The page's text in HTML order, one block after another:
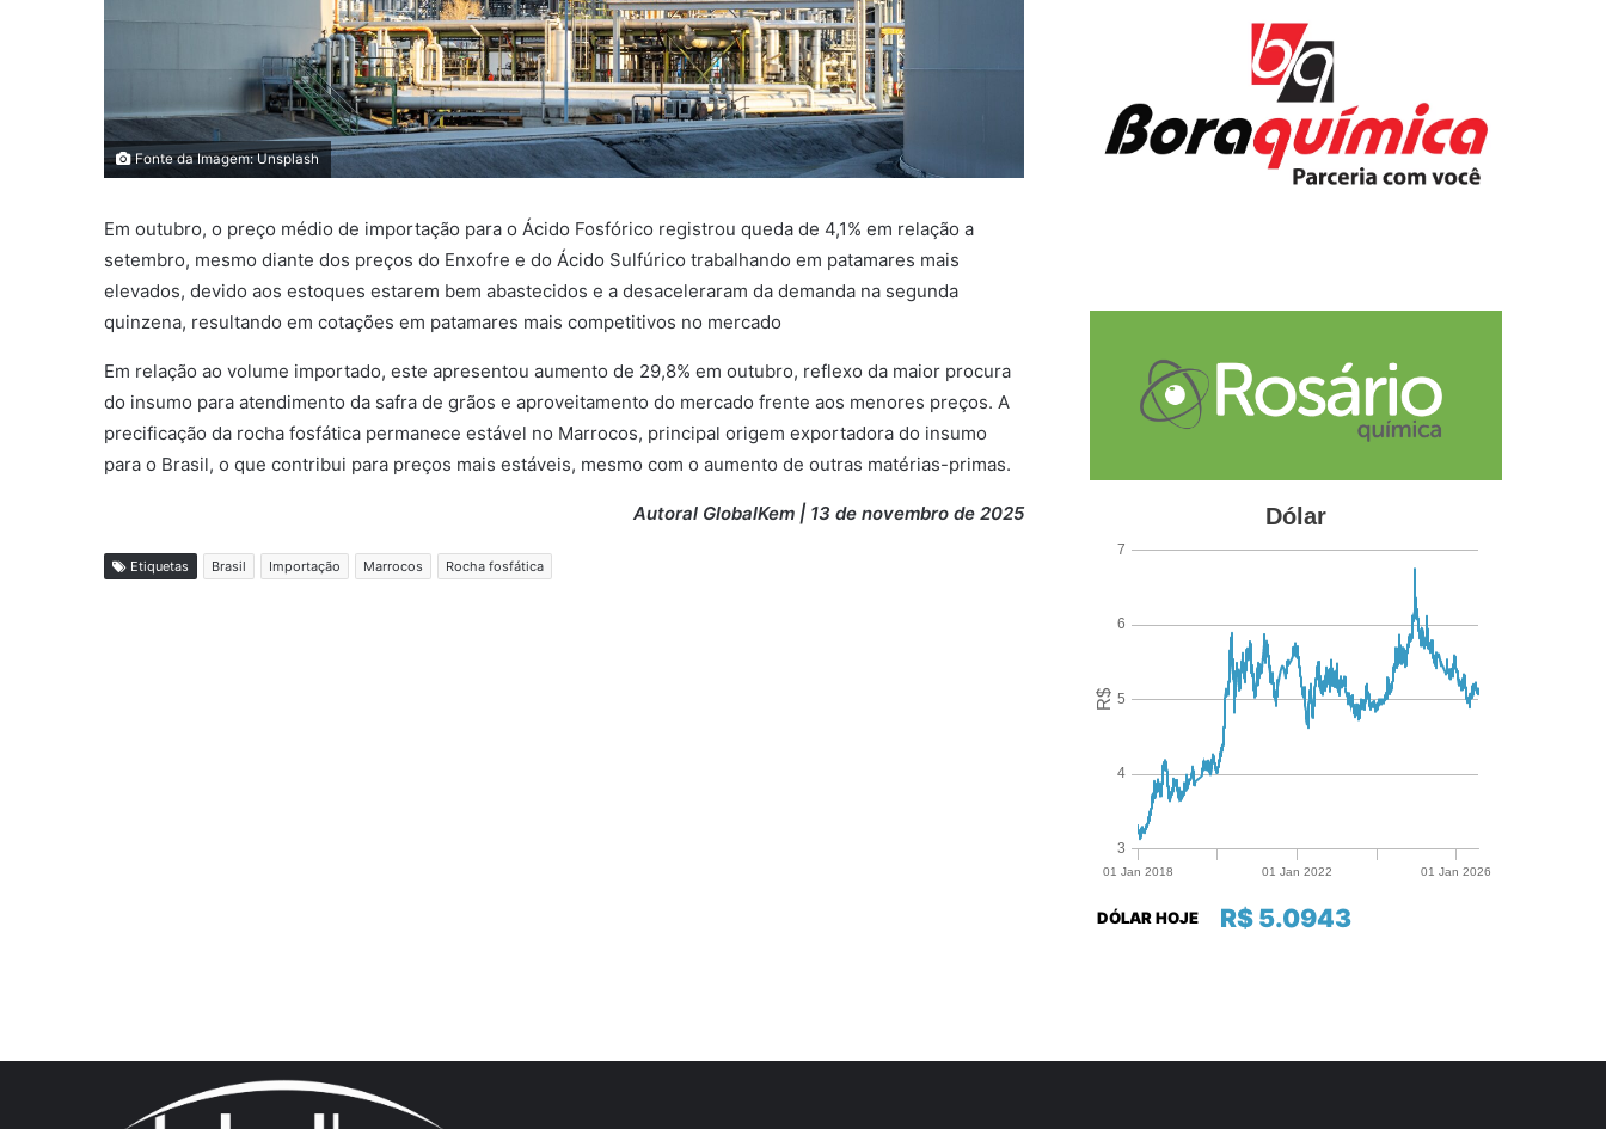
Fonte da Imagem: Unsplash
Em outubro, o preço médio de importação para o Ácido Fosfórico registrou queda de 4,1% em relação a
setembro, mesmo diante dos preços do Enxofre e do Ácido Sulfúrico trabalhando em patamares mais
elevados, devido aos estoques estarem bem abastecidos e a desaceleraram da demanda na segunda
quinzena, resultando em cotações em patamares mais competitivos no mercado
Em relação ao volume importado, este apresentou aumento de 29,8% em outubro, reflexo da maior procura
do insumo para atendimento da safra de grãos e aproveitamento do mercado frente aos menores preços. A
precificação da rocha fosfática permanece estável no Marrocos, principal origem exportadora do insumo
para o Brasil, o que contribui para preços mais estáveis, mesmo com o aumento de outras matérias-primas.
Autoral GlobalKem | 13 de novembro de 2025
Etiquetas Brasil Importação Marrocos Rocha fosfática
R$ 5.0943
DÓLAR HOJE